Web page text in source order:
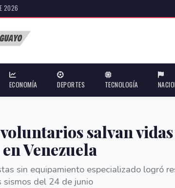
2026
ECONOMÍA DEPORTES TECNOLOGÍA
salvan
Venezuela
sin equipamiento especializado logró
sismos del 24 de junio